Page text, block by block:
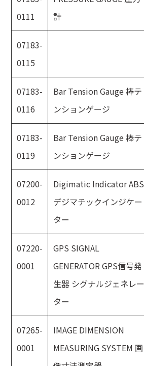
0111
計
07183-
0115
07183-
0116
Bar Tension Gauge 棒テ
ンションゲージ
07183-
0119
Bar Tension Gauge 棒テ
ンションゲージ
07200-
0012
Digimatic Indicator ABS
デジマチックインジケー
ター
07220-
0001
GPS SIGNAL
GENERATOR GPS信号発
生器 シグナルジェネレー
ター
07265-
0001
IMAGE DIMENSION
MEASURING SYSTEM 画